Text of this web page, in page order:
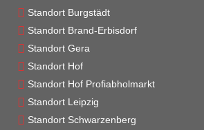
Standort Burgstädt
Standort Brand-Erbisdorf
Standort Gera
Standort Hof
Standort Hof Profiabholmarkt
Standort Leipzig
Standort Schwarzenberg